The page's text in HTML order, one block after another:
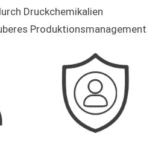
Druckchemikalien
Produktionsmanagement